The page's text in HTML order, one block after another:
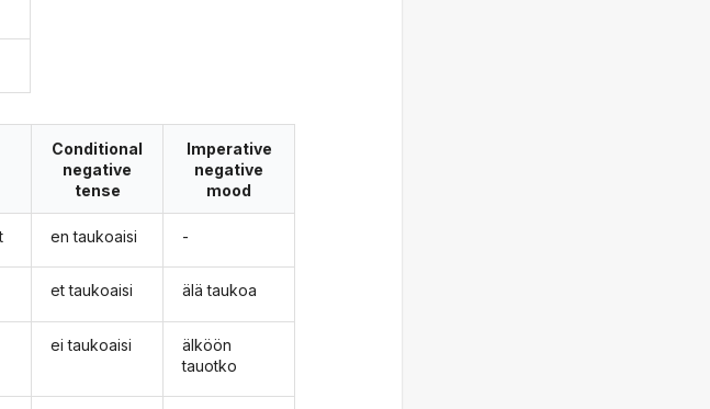
Conditional
negative
tense
en taukoaisi
et taukoaisi
ei taukoaisi
Imperative
negative
mood
-
älä taukoa
älköön
tauotko